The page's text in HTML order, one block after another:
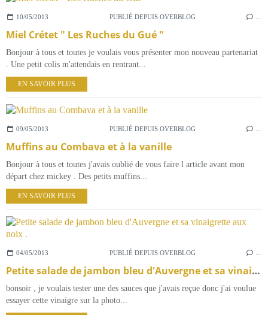
10/05/2013 PUBLIÉ DEPUIS OVERBLOG
Miel Crétet " Les Ruches du Gué "
Bonjour à tous et toutes je voulais vous présenter mon nouveau partenariat
. Une petit colis m'attendais en rentrant...
EN SAVOIR PLUS
09/05/2013 PUBLIÉ DEPUIS OVERBLOG
Muffins au Combava et à la vanille
Bonjour à tous et toutes j'avais oublié de vous faire l article avant mon
départ chez mickey . Des petits muffins...
EN SAVOIR PLUS
04/05/2013 PUBLIÉ DEPUIS OVERBLOG
Petite salade de jambon bleu d'Auvergne et sa vinaigrette aux noix .
bonsoir , je voulais tester une des sauces que j'avais reçue donc j'ai voulue
essayer cette vinaigre sur la photo...